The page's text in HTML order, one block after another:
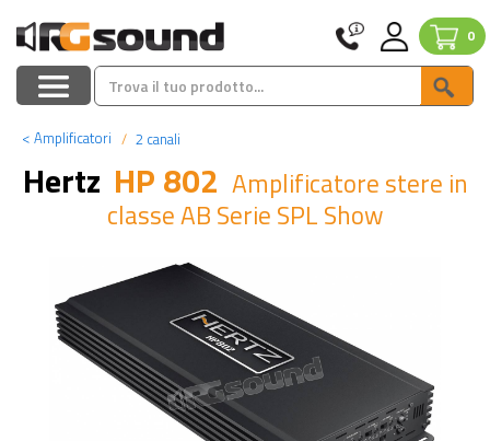
0
< Amplificatori 2 canali
Hertz HP 802 Amplificatore stere in
classe AB Serie SPL Show